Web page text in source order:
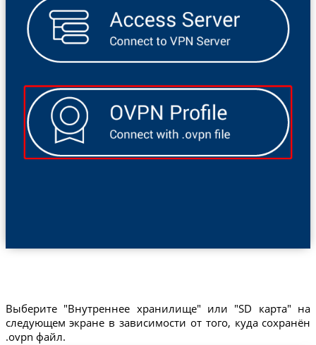
Выберите "Внутреннее хранилище" или "SD карта" на
следующем экране в зависимости от того, куда сохранён
.ovpn файл.